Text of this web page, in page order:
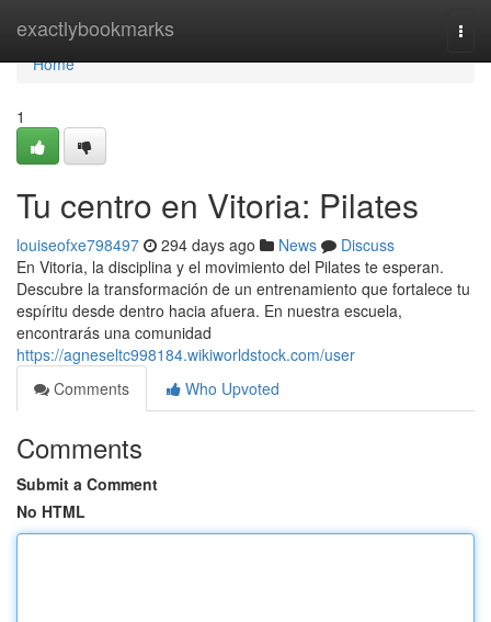
exactlybookmarks
Home
Home
1
Tu centro en Vitoria: Pilates
louiseofxe798497 294 days ago News
Discuss
En Vitoria, la disciplina y el movimiento del Pilates te esperan.
Descubre la transformación de un entrenamiento que fortalece tu
espíritu desde dentro hacia afuera. En nuestra escuela,
encontrarás una comunidad
https://agneseltc998184.wikiworldstock.com/user
Comments
Who Upvoted
Comments
Submit a Comment
No HTML